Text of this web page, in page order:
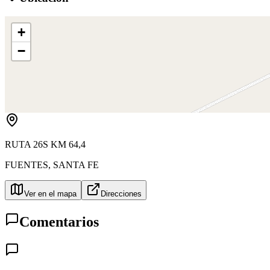
+
−
RUTA 26S KM 64,4
FUENTES, SANTA FE
Ver en el mapa Direcciones
Comentarios